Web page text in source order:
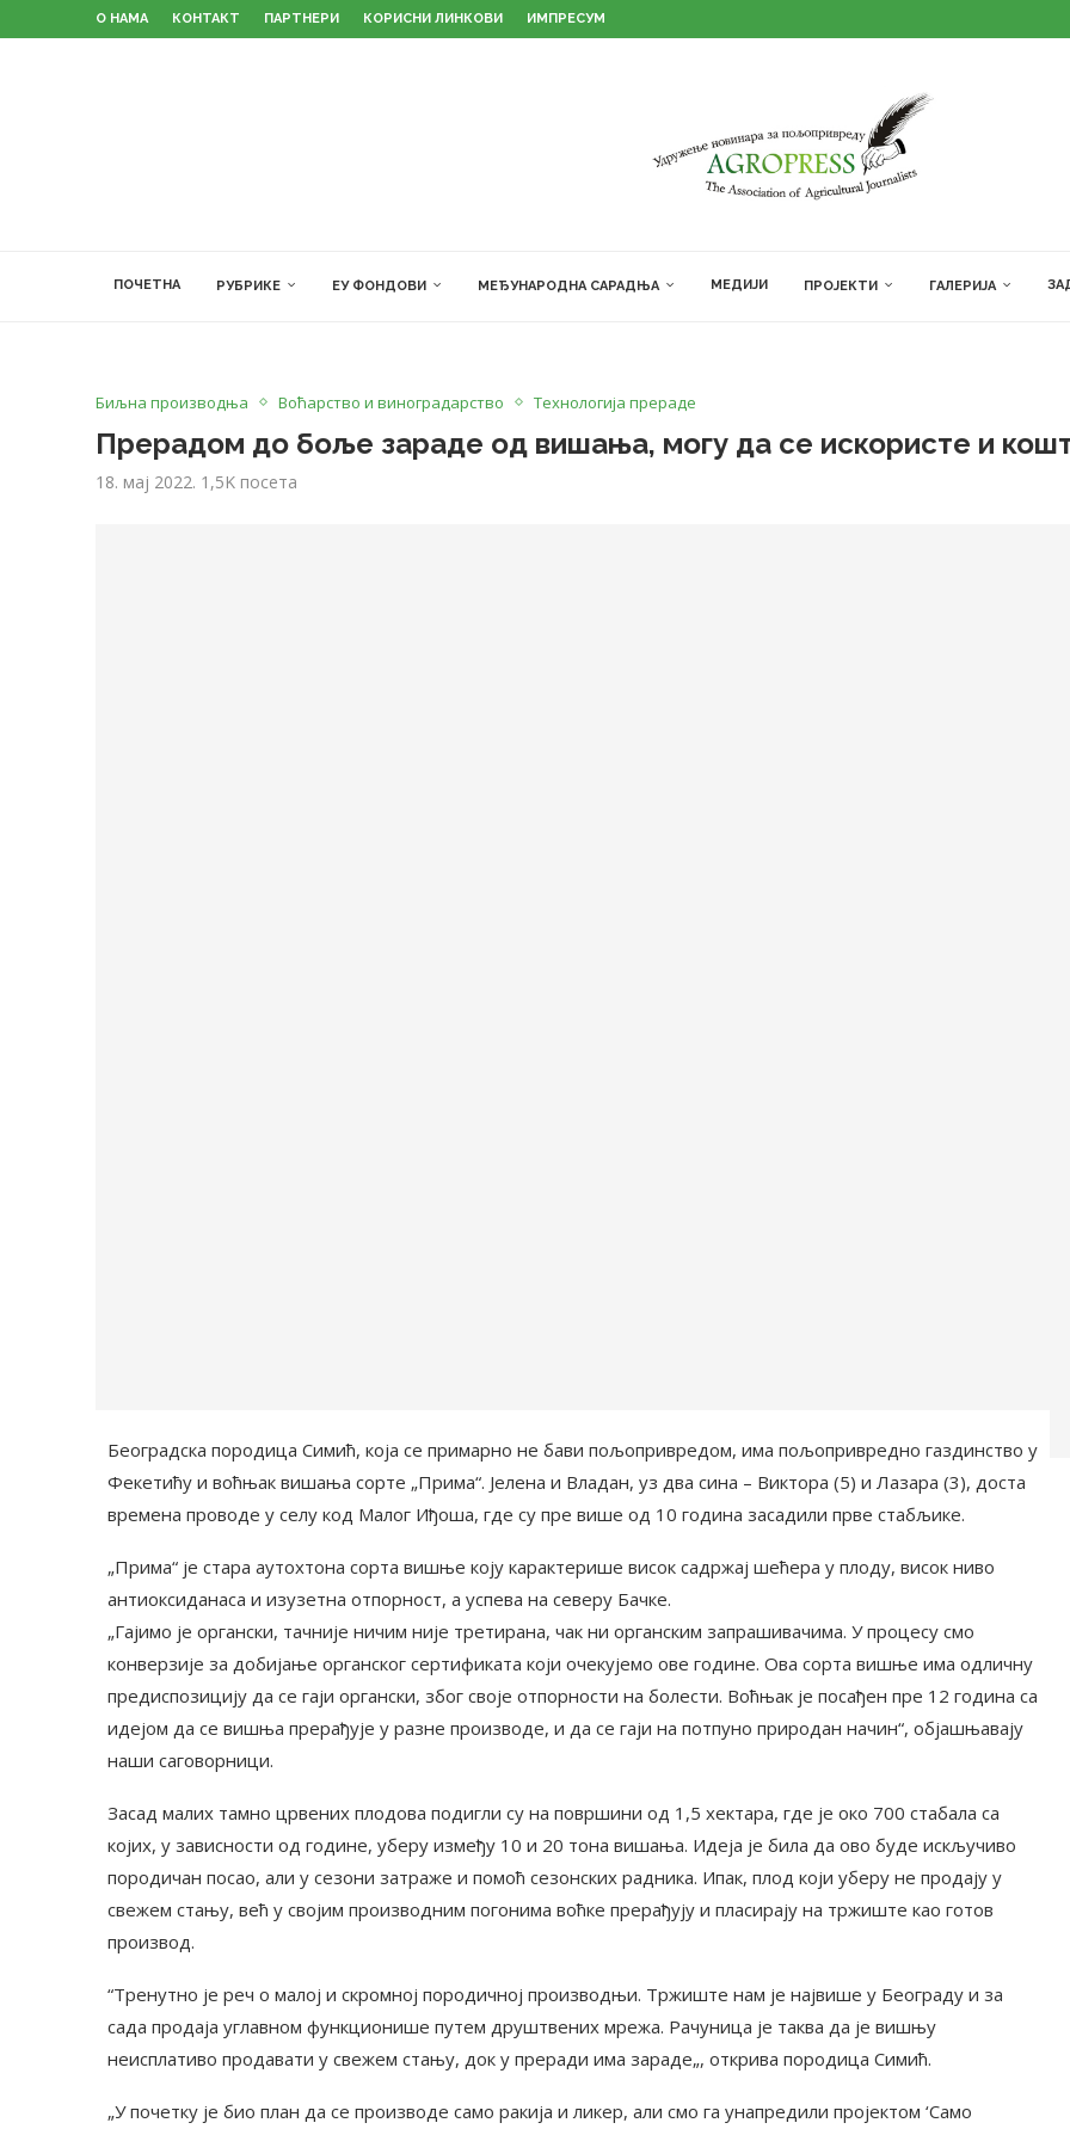
О НАМА КОНТАКТ ПАРТНЕРИ КОРИСНИ ЛИНКОВИ ИМПРЕСУМ
ПОЧЕТНА РУБРИКЕ ЕУ ФОНДОВИ МЕЂУНАРОДНА САРАДЊА МЕДИЈИ ПРОЈЕКТИ ГАЛЕРИЈА
Биљна производња Воћарство и виноградарство Технологија прераде
Прерадом до боље зараде од вишања, могу да се искористе и
18. мај 2022. 1,5Kпосета
Београдска породица Симић, која се примарно не бави пољопривредом, има пољопривредно газдинство у
Фекетићу и воћњак вишања сорте „Прима“. Јелена и Владан, уз два сина – Виктора (5) и Лазара (3), доста
времена проводе у селу код Малог Иђоша, где су пре више од 10 година засадили прве стабљике.
„Прима“ је стара аутохтона сорта вишње коју карактерише висок садржај шећера у плоду, висок ниво
антиоксиданаса и изузетна отпорност, а успева на северу Бачке.
„Гајимо је органски, тачније ничим није третирана, чак ни органским запрашивачима. У процесу смо
конверзије за добијање органског сертификата који очекујемо ове године. Ова сорта вишње има одличну
предиспозицију да се гаји органски, због своје отпорности на болести. Воћњак је посађен пре 12 година са
идејом да се вишња прерађује у разне производе, и да се гаји на потпуно природан начин“, објашњавају
наши саговорници.
Засад малих тамно црвених плодова подигли су на површини од 1,5 хектара, где је око 700 стабала са
којих, у зависности од године, уберу између 10 и 20 тона вишања. Идеја је била да ово буде искључиво
породичан посао, али у сезони затраже и помоћ сезонских радника. Ипак, плод који уберу не продају у
свежем стању, већ у својим производним погонима воћке прерађују и пласирају на тржиште као готов
производ.
“Тренутно је реч о малој и скромној породичној производњи. Тржиште нам је највише у Београду и за
сада продаја углавном функционише путем друштвених мрежа. Рачуница је таква да је вишњу
неисплативо продавати у свежем стању, док у преради има зараде„, открива породица Симић.
„У почетку је био план да се производе само ракија и ликер, али смо га унапредили пројектом ‘Само